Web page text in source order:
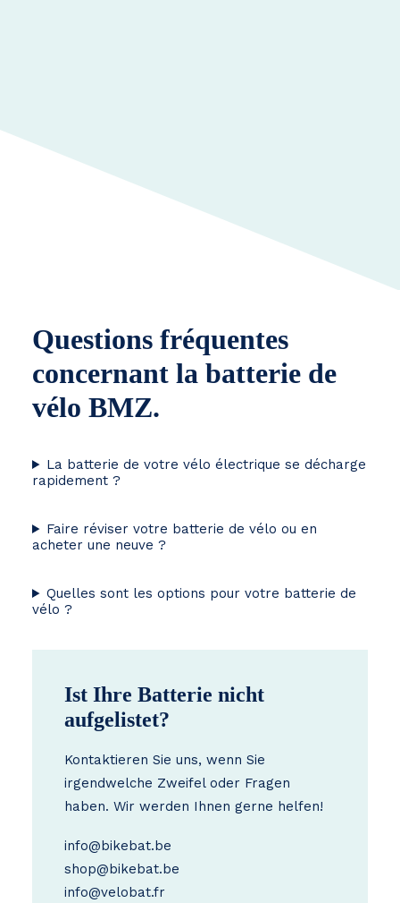
Questions fréquentes
concernant la batterie de
vélo BMZ.
La batterie de votre vélo électrique se décharge
rapidement ?
Faire réviser votre batterie de vélo ou en
acheter une neuve ?
Quelles sont les options pour votre batterie de
vélo ?
Ist Ihre Batterie nicht
aufgelistet?
Kontaktieren Sie uns, wenn Sie
irgendwelche Zweifel oder Fragen
haben. Wir werden Ihnen gerne helfen!
info@bikebat.be
shop@bikebat.be
info@velobat.fr